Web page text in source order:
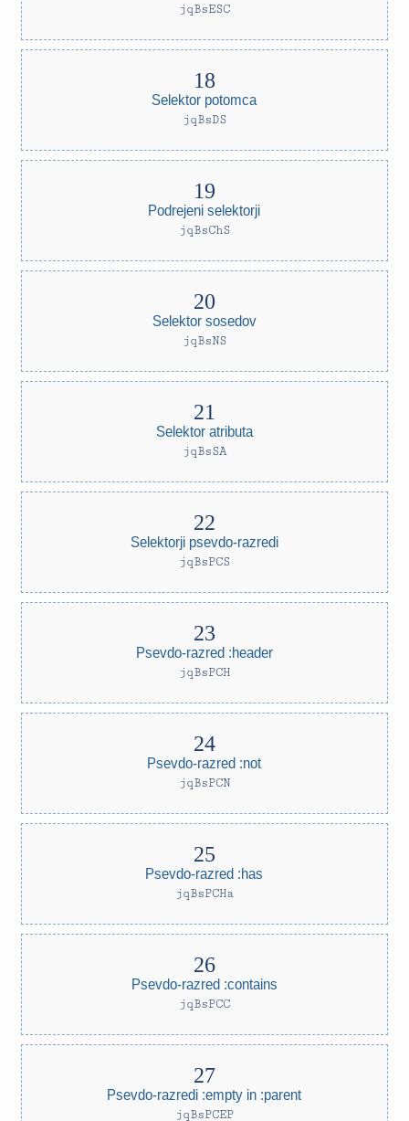
jqBsESC
Selektor potomca
jqBsDS
Podrejeni selektorji
jqBsChS
Selektor sosedov
jqBsNS
Selektor atributa
jqBsSA
Selektorji psevdo-razredi
jqBsPCS
Psevdo-razred :header
jqBsPCH
Psevdo-razred :not
jqBsPCN
Psevdo-razred :has
jqBsPCHa
Psevdo-razred :contains
jqBsPCC
Psevdo-razredi :empty in :parent
jqBsPCEP